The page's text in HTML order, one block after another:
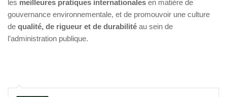
les meilleures pratiques internationales en matière de
gouvernance environnementale, et de promouvoir une culture
de qualité, de rigueur et de durabilité au sein de
l’administration publique.